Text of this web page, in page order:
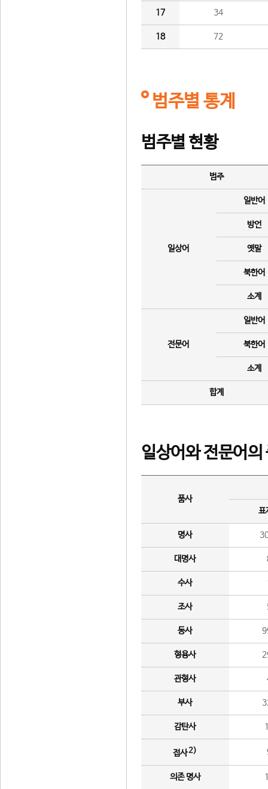
17 34
18 72
범주별 통계
범주별 현황
범주
일상어
일반어
방언
옛말
북한어
소계
전문어
일반어
북한어
소계
합계
일상어와 전문어의
품사
표
명사
대명사
수사
조사
동사
형용사
관형사
부사
감탄사
접사2)
의존 명사